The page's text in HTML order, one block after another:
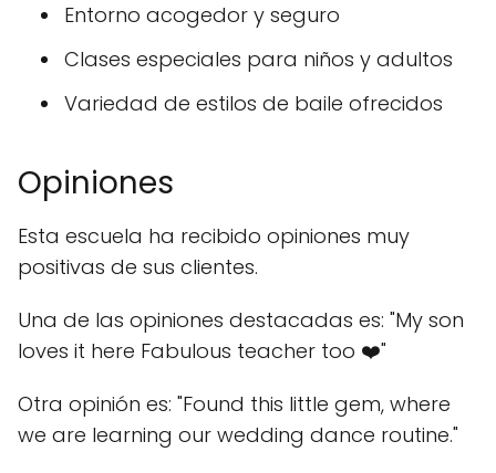
Entorno acogedor y seguro
Clases especiales para niños y adultos
Variedad de estilos de baile ofrecidos
Opiniones
Esta escuela ha recibido opiniones muy
positivas de sus clientes.
Una de las opiniones destacadas es: "My son
loves it here Fabulous teacher too ❤️"
Otra opinión es: "Found this little gem, where
we are learning our wedding dance routine."